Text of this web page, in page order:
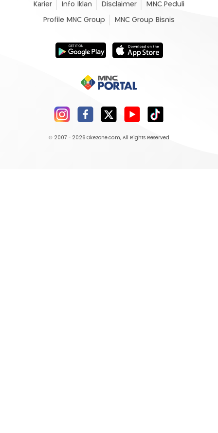
Karier Info Iklan Disclaimer MNC Peduli
Profile MNC Group MNC Group Bisnis
© 2007 - 2026 Okezone.com, All Rights Reserved